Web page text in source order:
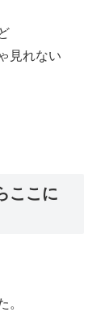
見れない
ここに
。